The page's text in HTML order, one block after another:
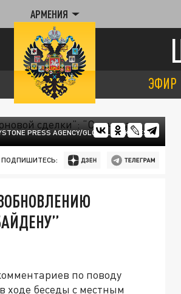
АРМЕНИЯ
ЭФИР
PRESS AGENCY/GLOBALLOOKPRESS
ПОДПИШИТЕСЬ:
по поводу
ходе беседы с местным